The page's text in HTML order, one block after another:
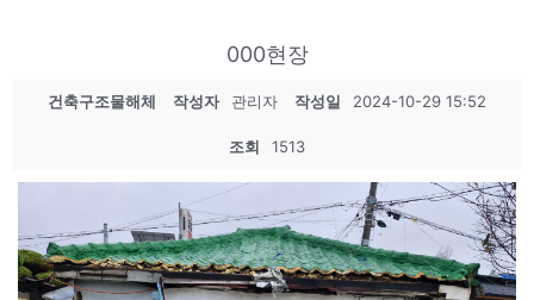
000현장
건축구조물해체 작성자 관리자 작성일 2024-10-29 15:52
조회 1513